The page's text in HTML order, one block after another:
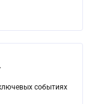
событиях